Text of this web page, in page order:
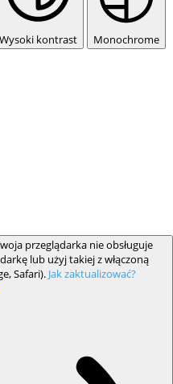
Wysoki kontrast Monochrome
przeglądarka nie obsługuje
lub użyj takiej z włączoną
Safari). Jak zaktualizować?